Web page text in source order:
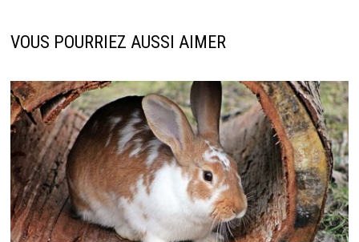
VOUS POURRIEZ AUSSI AIMER